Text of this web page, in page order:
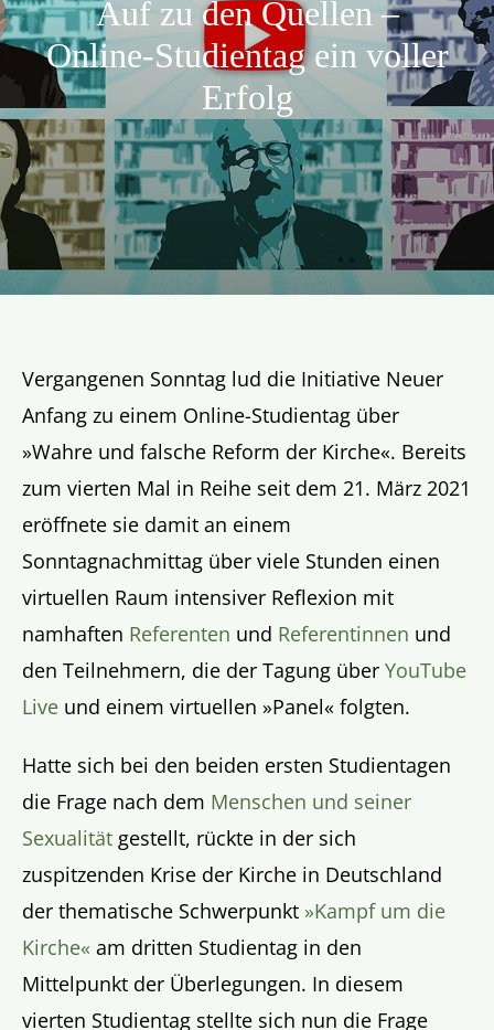
Aktion
Veröffentlichungen
Auf zu den Quellen –
Online-Studientag ein voller
Erfolg
Vergangenen Sonntag lud die Initiative Neuer
Anfang zu einem Online-Studientag über
»Wahre und falsche Reform der Kirche«. Bereits
zum vierten Mal in Reihe seit dem 21. März 2021
eröffnete sie damit an einem
Sonntagnachmittag über viele Stunden einen
virtuellen Raum intensiver Reflexion mit
namhaften Referenten und Referentinnen und
den Teilnehmern, die der Tagung über YouTube
Live und einem virtuellen »Panel« folgten.
Hatte sich bei den beiden ersten Studientagen
die Frage nach dem Menschen und seiner
Sexualität gestellt, rückte in der sich
zuspitzenden Krise der Kirche in Deutschland
der thematische Schwerpunkt »Kampf um die
Kirche« am dritten Studientag in den
Mittelpunkt der Überlegungen. In diesem
vierten Studientag stellte sich nun die Frage